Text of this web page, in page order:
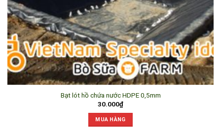
Bạt lót hồ chứa nước HDPE 0,5mm
30.000₫
MUA HÀNG